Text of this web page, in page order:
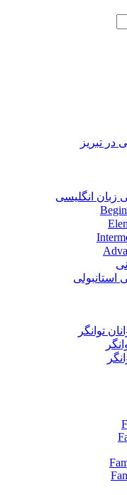
در تبریز
زبان انگلیسی
توانگر